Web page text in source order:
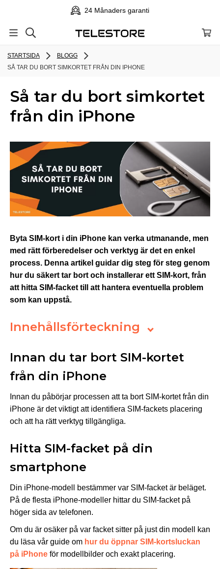
24 Månaders garanti
STARTSIDA
BLOGG
SÅ TAR DU BORT SIMKORTET FRÅN DIN IPHONE
Så tar du bort simkortet
från din iPhone
Byta SIM-kort i din iPhone kan verka utmanande, men
med rätt förberedelser och verktyg är det en enkel
process. Denna artikel guidar dig steg för steg genom
hur du säkert tar bort och installerar ett SIM-kort, från
att hitta SIM-facket till att hantera eventuella problem
som kan uppstå.
Innehållsförteckning
Innan du tar bort SIM-kortet
från din iPhone
Innan du påbörjar processen att ta bort SIM-kortet från din
iPhone är det viktigt att identifiera SIM-fackets placering
och att ha rätt verktyg tillgängliga.
Hitta SIM-facket på din
smartphone
Din iPhone-modell bestämmer var SIM-facket är beläget.
På de flesta iPhone-modeller hittar du SIM-facket på
höger sida av telefonen.
Om du är osäker på var facket sitter på just din modell kan
du läsa vår guide om hur du öppnar SIM-kortsluckan
på iPhone för modellbilder och exakt placering.